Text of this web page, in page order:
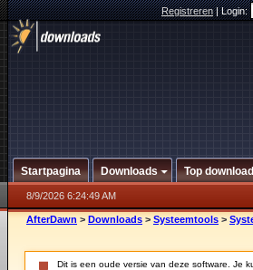
Registreren|Login:
Startpagina Downloads Top
8/9/2026 6:24:49 AM
AfterDawn > Downloads > Systeemtools >
Dit is een oude versie van deze software. Je